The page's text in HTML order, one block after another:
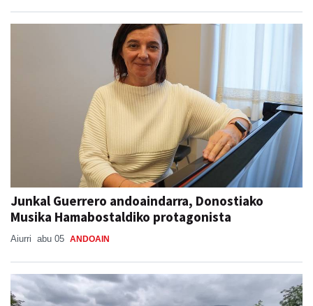
Junkal Guerrero andoaindarra, Donostiako
Musika Hamabostaldiko protagonista
Aiurri abu 05 ANDOAIN